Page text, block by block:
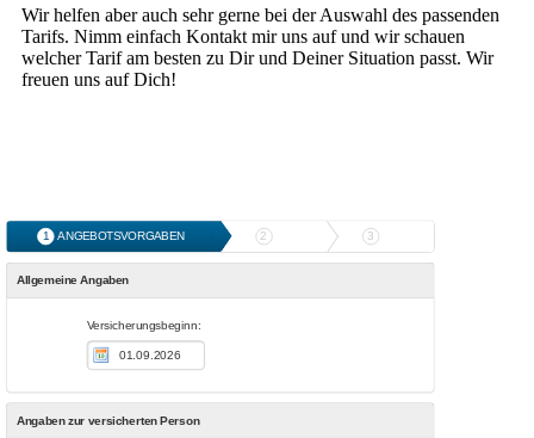
Wir helfen aber auch sehr gerne bei der Auswahl des passenden
Tarifs. Nimm einfach Kontakt mir uns auf und wir schauen
welcher Tarif am besten zu Dir und Deiner Situation passt. Wir
freuen uns auf Dich!